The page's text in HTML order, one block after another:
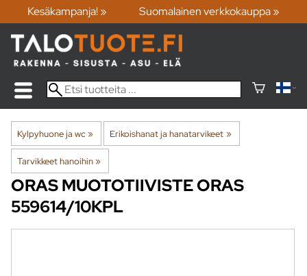
Kesäkampanja! » Suomalainen verkkokauppa »
Kylpyhuone ja wc‪» Erikoishanat ja hanatarvikeet ‪»
Tarvikkeet hanoihin‪»
ORASMUOTOTIIVISTE ORAS
559614/10KPL